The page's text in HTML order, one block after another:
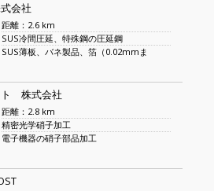
会社
距離：2.6 km
SUS冷間圧延、特殊鋼の圧延鋼
SUS薄板、バネ製品、箔（0.02mmま
ト 株式会社
距離：2.8 km
精密光学硝子加工
電子機器の硝子部品加工